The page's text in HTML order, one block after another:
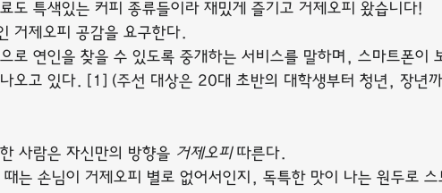
도 특색있는 커피 종류들이라 재밌게 즐기고 거제오피 왔습니다!
거제오피 공감을 요구한다.
로 연인을 찾을 수 있도록 중개하는 서비스를 말하며, 스마트폰이
오고 있다. [1] (주선 대상은 20대 초반의 대학생부터 청년, 장년까
사람은 자신만의 방향을 거제오피 따른다.
는 손님이 거제오피 별로 없어서인지, 독특한 맛이 나는 원두로 스